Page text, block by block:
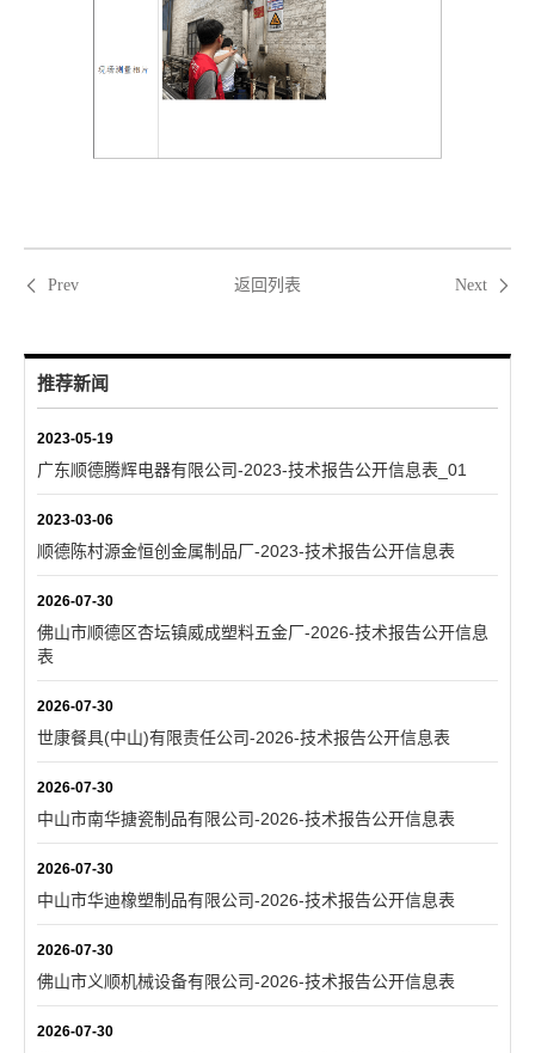
Prev 返回列表 Next
推荐新闻
2023-05-19
广东顺德腾辉电器有限公司-2023-技术报告公开信息表_01
2023-03-06
顺德陈村源金恒创金属制品厂-2023-技术报告公开信息表
2026-07-30
佛山市顺德区杏坛镇威成塑料五金厂-2026-技术报告公开信息
表
2026-07-30
世康餐具(中山)有限责任公司-2026-技术报告公开信息表
2026-07-30
中山市南华搪瓷制品有限公司-2026-技术报告公开信息表
2026-07-30
中山市华迪橡塑制品有限公司-2026-技术报告公开信息表
2026-07-30
佛山市义顺机械设备有限公司-2026-技术报告公开信息表
2026-07-30